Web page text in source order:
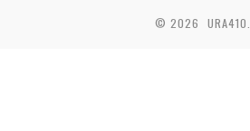
© 2026 URA410.